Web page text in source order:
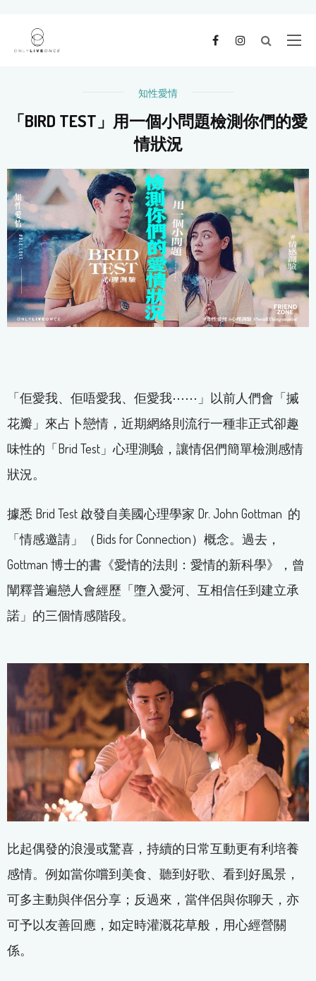
知性愛情
「BIRD TEST」用一個小問題檢測你們的愛
情狀況
「佢愛我、佢唔愛我、佢愛我⋯⋯」以前人們會「摵
花瓣」來占卜戀情，近期網絡則流行一種非正式卻趣
味性的「Brid Test」心理測驗，讓情侶們簡單檢測感情
狀況。
據悉 Brid Test 啟發自美國心理學家 Dr. John Gottman 的
「情感邀請」（Bids for Connection）概念。過去，
Gottman 博士的書《愛情的法則：愛情的新科學》，曾
闡釋普遍戀人會經歷「墮入愛河、互相信任到建立承
諾」的三個情感階段。
比起偶發的浪漫或驚喜，持續的日常互動更有利培養
感情。例如當你嚐到美食、聽到好歌、看到好風景，
可多主動與伴侶分享；反過來，當伴侶與你聊天，亦
可予以友善回應，如定時灌溉花草般，用心經營關
係。